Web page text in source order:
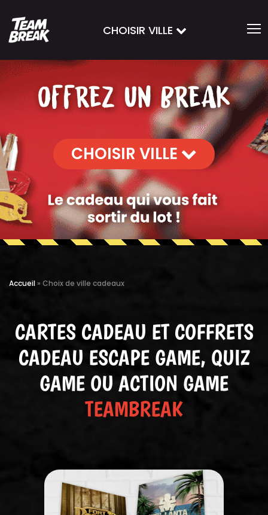
CHOISIR VILLE
CHOISIR VILLE
Accueil » Choix de ville cadeaux
CARTES CADEAU ET COFFRETS
CADEAU ESCAPE GAME, QUIZ
GAME OU ACTION GAME
TEAMBREAK